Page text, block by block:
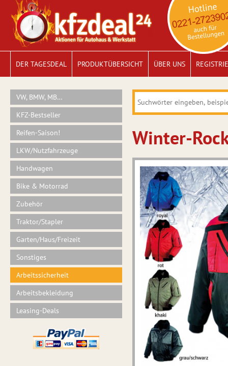
DER TAGESDEAL PRODUKTÜBERSICHT ÜBER UNS
VW, BMW, MB…
KFZ-Bestseller
Reifen-Saison!
LKW/Nutzfahrzeuge
Handwagen
Bike & Motorrad
Zubehör
Traktor/Stapler
Garten/Haus/Freizeit
Sonstiges
Arbeitssicherheit
Arbeitsbekleidung
Leasing-Deals
Winter-